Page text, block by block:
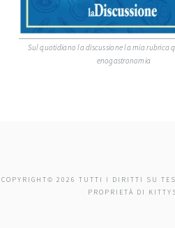
Sul quotidiano la discussione la mia rubrica
enogastronomia
COPYRIGHT© 2026 TUTTI I DIRITTI SU
PROPRIETÀ DI